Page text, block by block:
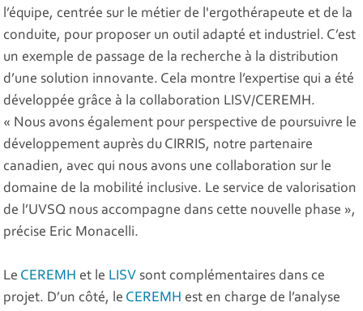
l’équipe, centrée sur le métier de l'ergothérapeute et de la
conduite, pour proposer un outil adapté et industriel. C’est
un exemple de passage de la recherche à la distribution
d’une solution innovante. Cela montre l’expertise qui a été
développée grâce à la collaboration LISV/CEREMH.
« Nous avons également pour perspective de poursuivre le
développement auprès du CIRRIS, notre partenaire
canadien, avec qui nous avons une collaboration sur le
domaine de la mobilité inclusive. Le service de valorisation
de l’UVSQ nous accompagne dans cette nouvelle phase »,
précise Eric Monacelli.
Le CEREMH et le LISV sont complémentaires dans ce
projet. D’un côté, le CEREMH est en charge de l’analyse